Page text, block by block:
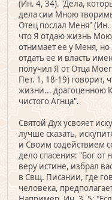
(Ин. 4, 34). "Дела,
дела сии Мною
Отец послал Меня"
что Я отдаю жизнь
отнимает ее у Меня,
отдать ее и власть
получил Я от Отца
Пет. 1, 18-19) говорит,
жизни... драгоценною
чистого Агнца".
Святой Дух усвояет
лучше сказать,
и Своим содействием
дело спасения: "Бог от
веру истине, избрал
в Свщ. Писании, где
человека,